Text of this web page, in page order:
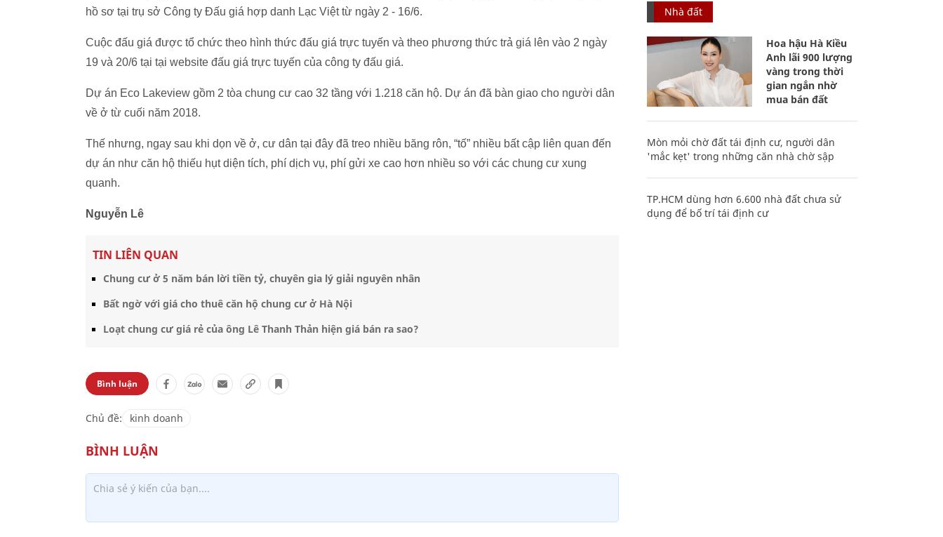
hồ sơ tại trụ sở Công ty Đấu giá hợp danh Lạc Việt từ ngày 2 - 16/6.
Cuộc đấu giá được tổ chức theo hình thức đấu giá trực tuyến và theo phương thức trả giá lên vào 2 ngày
19 và 20/6 tại tại website đấu giá trực tuyến của công ty đấu giá.
Dự án Eco Lakeview gồm 2 tòa chung cư cao 32 tầng với 1.218 căn hộ. Dự án đã bàn giao cho người dân
về ở từ cuối năm 2018.
Thế nhưng, ngay sau khi dọn về ở, cư dân tại đây đã treo nhiều băng rôn, “tố” nhiều bất cập liên quan đến
dự án như căn hộ thiếu hụt diện tích, phí dịch vụ, phí gửi xe cao hơn nhiều so với các chung cư xung
quanh.
Nguyễn Lê
TIN LIÊN QUAN
Chung cư ở 5 năm bán lời tiền tỷ, chuyên gia lý giải nguyên nhân
Bất ngờ với giá cho thuê căn hộ chung cư ở Hà Nội
Loạt chung cư giá rẻ của ông Lê Thanh Thản hiện giá bán ra sao?
Bình luận
Chủ đề: kinh doanh
Nhà đất
Hoa hậu Hà Kiều
Anh lãi 900 lượng
vàng trong thời
gian ngắn nhờ
mua bán đất
Mòn mỏi chờ đất tái định cư, người dân
'mắc kẹt' trong những căn nhà chờ sập
TP.HCM dùng hơn 6.600 nhà đất chưa sử
dụng để bố trí tái định cư